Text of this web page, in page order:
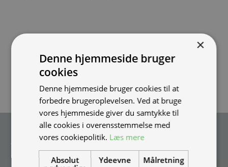
Tilmeld nyhedsmail
events og udstillinger.
×
Denne hjemmeside bruger
cookies
Denne hjemmeside bruger cookies til at
forbedre brugeroplevelsen. Ved at bruge
vores hjemmeside giver du samtykke til
alle cookies i overensstemmelse med
vores cookiepolitik. Læs mere
Absolut
Ydeevne Målretning